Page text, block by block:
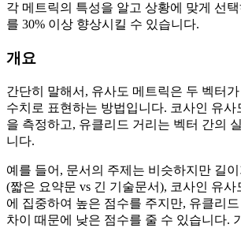
각 메트릭의 특성을 알고 상황에 맞게 선
를 30% 이상 향상시킬 수 있습니다.
개요
간단히 말해서, 유사도 메트릭은 두 벡터가
수치로 표현하는 방법입니다. 코사인 유사
을 측정하고, 유클리드 거리는 벡터 간의
니다.
예를 들어, 문서의 주제는 비슷하지만 길
(짧은 요약문 vs 긴 기술문서), 코사인 유사
에 집중하여 높은 점수를 주지만, 유클리드
차이 때문에 낮은 점수를 줄 수 있습니다.